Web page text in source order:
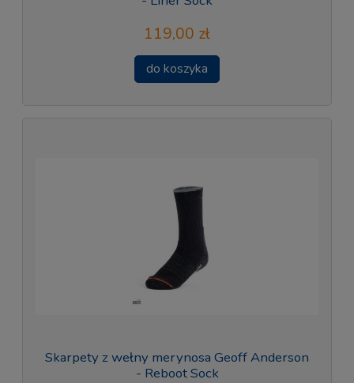
119,00 zł
do koszyka
Skarpety z wełny merynosa Geoff Anderson
- Reboot Sock